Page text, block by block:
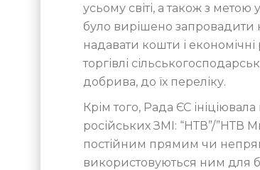
усьому світі, а також з
було вирішено запровадити
надавати кошти і
торгівлі
добрива, до їх переліку.
Крім того, Рада ЄС
російських ЗМІ: “НТВ”/”НТВ
постійним прямим чи
використовуються ним для